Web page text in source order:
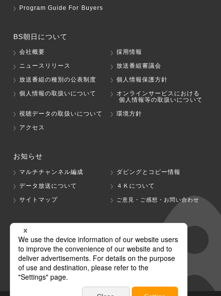
Program Guide For Buyers
BS朝日について
会社概要
採用情報
ニュースリリース
放送番組審議会
放送番組の種別の公表制度
個人情報保護方針
個人情報の取扱いについて
オンラインサービスにおける
個人情報等の取扱いについて
視聴データの取扱いについて
環境方針
アクセス
お知らせ
マルチチャンネル編成
ダビングとコピー情報
データ放送について
４Ｋについて
サイトマップ
ご意見・ご感想・お問い合わせ
グループ会社
テレビ朝日 テレ朝チャンネル